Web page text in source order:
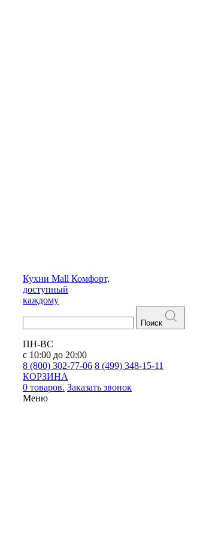
Кухни Mall Комфорт,
доступный
каждому
Поиск
ПН-ВС
с 10:00 до 20:00
8 (800) 302-77-06 8 (499) 348-15-11
КОРЗИНА
0 товаров. Заказать звонок
Меню